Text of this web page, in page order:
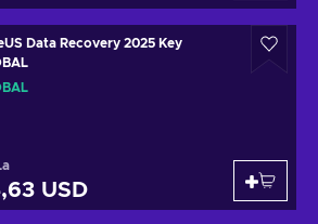
Data Recovery 2025 Key
USD